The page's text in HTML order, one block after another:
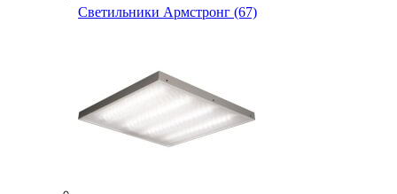
Светильники Армстронг (67)